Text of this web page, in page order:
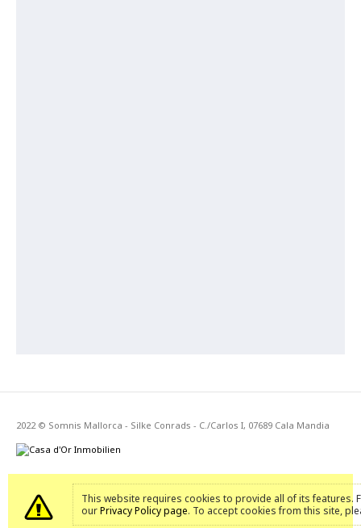
2022 © Somnis Mallorca - Silke Conrads - C./Carlos I, 07689 Cala Mandia
This website requires cookies to provide all of its features.
ourPrivacy Policy page. To accept cookies from this site,